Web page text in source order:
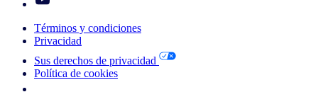
Términos y condiciones
Privacidad
Sus derechos de privacidad
Política de cookies